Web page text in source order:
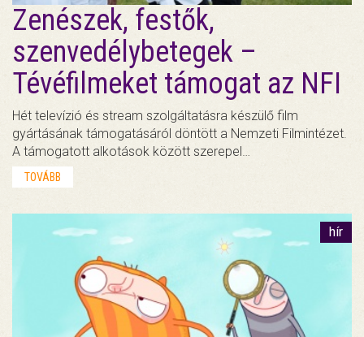
Zenészek, festők,
szenvedélybetegek –
Tévéfilmeket támogat az NFI
Hét televízió és stream szolgáltatásra készülő film
gyártásának támogatásáról döntött a Nemzeti Filmintézet.
A támogatott alkotások között szerepel…
TOVÁBB
hír